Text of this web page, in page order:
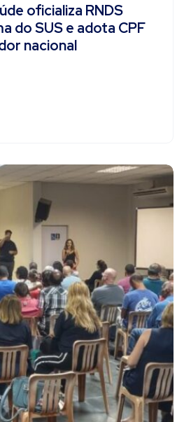
oficializa RNDS
do SUS e adota CPF
nacional